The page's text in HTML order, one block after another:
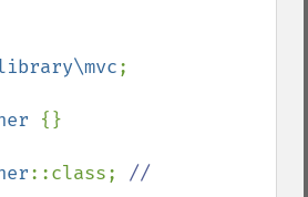
;
{}
::class; //